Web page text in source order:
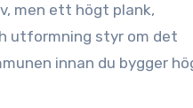
men ett högt plank,
utformning styr om det
innan du bygger